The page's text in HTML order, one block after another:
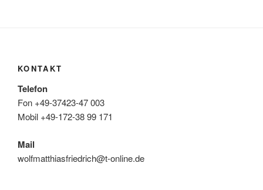
KONTAKT
Telefon
Fon +49-37423-47 003
Mobil +49-172-38 99 171
Mail
wolfmatthiasfriedrich@t-online.de